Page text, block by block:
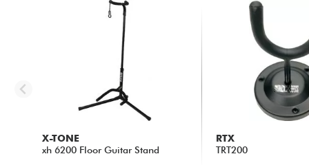
X-TONE
xh 6200 Floor Guitar Stand
RTX
TRT200